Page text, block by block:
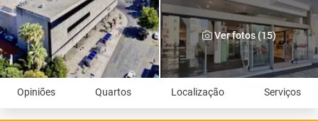
Ver fotos (15)
Opiniões Quartos Localização Serviços